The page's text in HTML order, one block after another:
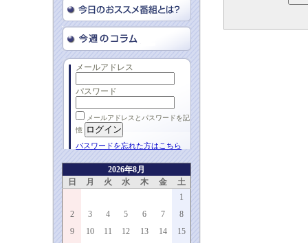
メールアドレス
パスワード
メールアドレスとパスワードを記
憶
パスワードを忘れた方はこちら
2026年8月
日
月 火 水 木 金
土
1
2
3 4 5 6 7
8
9
10 11 12 13 14
15